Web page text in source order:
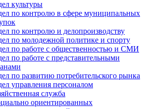
культуры
по контролю в сфере муниципальных
по контролю и делопроизводству
по молодежной политике и спорту
по работе с общественностью и СМИ
по работе с представительными
по развитию потребительского рынка
управления персоналом
служба
ориентированных